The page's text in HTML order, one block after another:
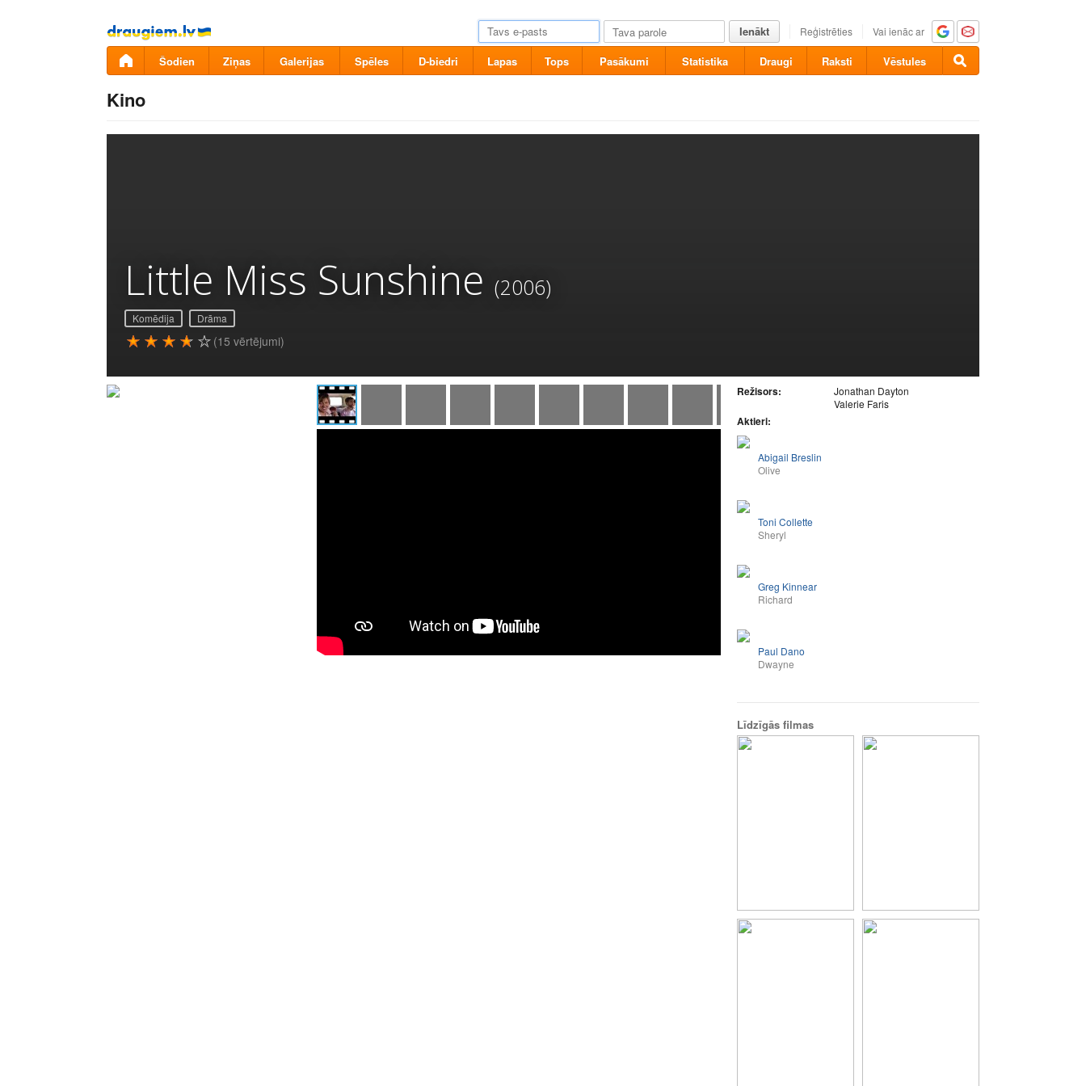
Pāriet
uz
saturu
Ienākt Reģistrēties Vai ienāc ar
Šodien Ziņas Galerijas Spēles D-biedri Lapas Tops Pasākumi Statistika Draugi Raksti Vēstules
Kino
Little Miss Sunshine (2006)
Komēdija Drāma
(15 vērtējumi)
Režisors:
Jonathan Dayton
Valerie Faris
Aktieri:
Abigail Breslin
Olive
Toni Collette
Sheryl
Greg Kinnear
Richard
Paul Dano
Dwayne
Līdzīgās filmas